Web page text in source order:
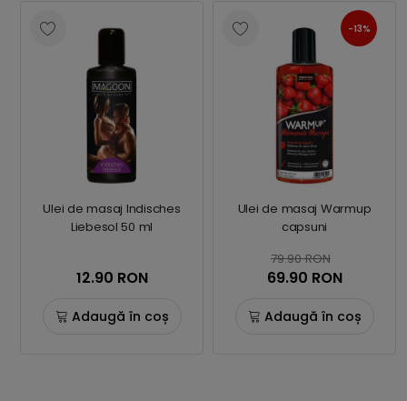
Ulei de masaj Indisches
Liebesol 50 ml
12.90 RON
Adaugă în coș
-13%
Ulei de masaj Warmup
capsuni
79.90 RON
69.90 RON
Adaugă în coș